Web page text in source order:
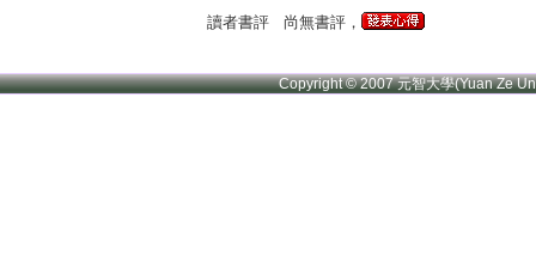
讀者書評 尚無書評，
Copyright © 2007 元智大學(Yuan Ze